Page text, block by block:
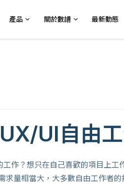
產品 關於數譜 最新動態
UI自由
作？想只在自己喜歡的項目上
量相當大，大多數自由工作者